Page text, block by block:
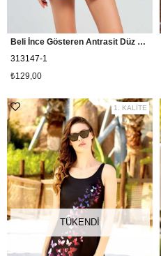
Beli İnce Gösteren Antrasit Düz Etekli Mayo 313147
313147-1
₺129,00
TÜKENDI
1. KALİTE